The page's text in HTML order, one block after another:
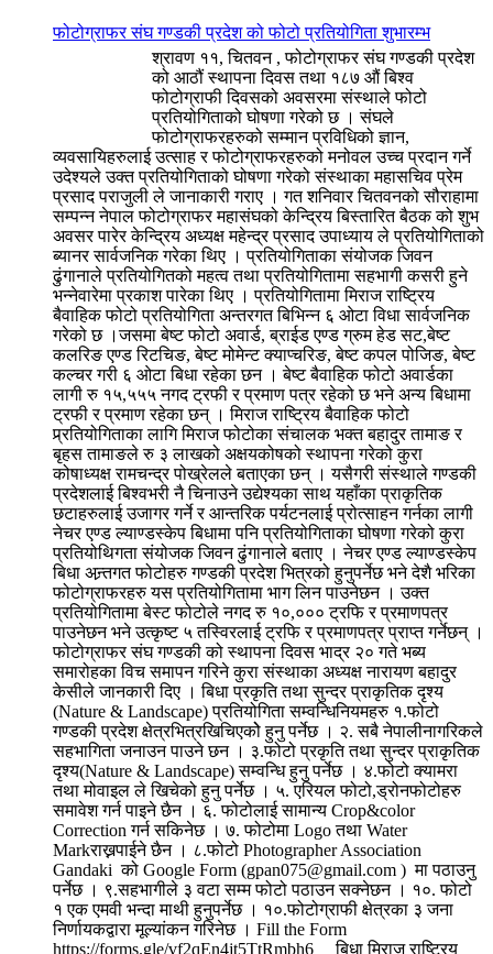
फोटोग्राफर संघ गण्डकी प्रदेश को फोटो प्रतियोगिता शुभारम्भ
श्रावण ११, चितवन , फोटोग्राफर संघ गण्डकी प्रदेश
को आठौं स्थापना दिवस तथा १८७ औं बिश्व
फोटोग्राफी दिवसको अवसरमा संस्थाले फोटो
प्रतियोगिताको घोषणा गरेको छ । संघले
फोटोग्राफरहरुको सम्मान प्रविधिको ज्ञान,
व्यवसायिहरुलाई उत्साह र फोटोग्राफरहरुको मनोवल उच्च प्रदान गर्ने
उदेश्यले उक्त प्रतियोगिताको घोषणा गरेको संस्थाका महासचिव प्रेम
प्रसाद पराजुली ले जानाकारी गराए । गत शनिवार चितवनको सौराहामा
सम्पन्न नेपाल फोटोग्राफर महासंघको केन्द्रिय बिस्तारित बैठक को शुभ
अवसर पारेर केन्द्रिय अध्यक्ष महेन्द्र प्रसाद उपाध्याय ले प्रतियोगिताको
ब्यानर सार्वजनिक गरेका थिए । प्रतियोगिताका संयोजक जिवन
ढुंगानाले प्रतियोगितको महत्व तथा प्रतियोगितामा सहभागी कसरी हुने
भन्नेवारेमा प्रकाश पारेका थिए । प्रतियोगितामा मिराज राष्ट्रिय
बैवाहिक फोटो प्रतियोगिता अन्तरगत बिभिन्न ६ ओटा विधा सार्वजनिक
गरेको छ ।जसमा बेष्ट फोटो अवार्ड, ब्राईड एण्ड ग्रुम हेड सट,बेष्ट
कलरिङ एण्ड रिटचिङ, बेष्ट मोमेन्ट क्याप्चरिङ, बेष्ट कपल पोजिङ, बेष्ट
कल्चर गरी ६ ओटा बिधा रहेका छन । बेष्ट बैवाहिक फोटो अवार्डका
लागी रु १५,५५५ नगद ट्रफी र प्रमाण पत्र रहेको छ भने अन्य बिधामा
ट्रफी र प्रमाण रहेका छन् । मिराज राष्ट्रिय बैवाहिक फोटो
प्र्रतियोगिताका लागि मिराज फोटोका संचालक भक्त बहादुर तामाङ र
बृहस तामाङले रु ३ लाखको अक्षयकोषको स्थापना गरेको कुरा
कोषाध्यक्ष रामचन्द्र पोख्रेलले बताएका छन् । यसैगरी संस्थाले गण्डकी
प्रदेशलाई बिश्वभरी नै चिनाउने उद्येश्यका साथ यहाँका प्राकृतिक
छटाहरुलाई उजागर गर्ने र आन्तरिक पर्यटनलाई प्रोत्साहन गर्नका लागी
नेचर एण्ड ल्याण्डस्केप बिधामा पनि प्रतियोगिताका घोषणा गरेको कुरा
प्रतियोथिगता संयोजक जिवन ढुंगानाले बताए । नेचर एण्ड ल्याण्डस्केप
बिधा अन्र्तगत फोटोहरु गण्डकी प्रदेश भित्रको हुनुपर्नेछ भने देशै भरिका
फोटोग्राफरहरु यस प्रतियोगितामा भाग लिन पाउनेछन । उक्त
प्रतियोगितामा बेस्ट फोटोले नगद रु १०,००० ट्रफि र प्रमाणपत्र
पाउनेछन भने उत्कृष्ट ५ तस्विरलाई ट्रफि र प्रमाणपत्र प्राप्त गर्नेछन् ।
फोटोग्राफर संघ गण्डकी को स्थापना दिवस भाद्र २० गते भब्य
समारोहका विच समापन गरिने कुरा संस्थाका अध्यक्ष नारायण बहादुर
केसीले जानकारी दिए । बिधा प्रकृति तथा सुन्दर प्राकृतिक दृश्य
(Nature & Landscape) प्रतियोगिता सम्वन्धिनियमहरु १.फोटो
गण्डकी प्रदेश क्षेत्रभित्रखिचिएकोे हुनु पर्नेछ । २. सबै नेपालीनागरिकले
सहभागिता जनाउन पाउने छन । ३.फोटो प्रकृति तथा सुन्दर प्राकृतिक
दृश्य(Nature & Landscape) सम्वन्धि हुनु पर्नेछ । ४.फोटो क्यामरा
तथा मोवाइल ले खिचेको हुनु पर्नेछ । ५. एरियल फोटो,ड्रोनफोटोहरु
समावेश गर्न पाइने छैन । ६. फोटोलाई सामान्य Crop&color
Correction गर्न सकिनेछ । ७. फोटोमा Logo तथा Water
Markराख्नपाईने छैन । ८.फोटो Photographer Association
Gandaki को Google Form (gpan075@gmail.com ) मा पठाउनु
पर्नेछ । ९.सहभागीले ३ वटा सम्म फोटो पठाउन सक्नेछन । १०. फोटो
१ एक एमवी भन्दा माथी हुनुपर्नेछ । १०.फोटोग्राफी क्षेत्रका ३ जना
निर्णायकद्वारा मूल्यांकन गरिनेछ । Fill the Form
https://forms.gle/vf2qEn4jt5TtRmbh6 बिधा मिराज राष्ट्रिय